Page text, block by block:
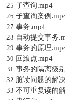
25 子查询.mp4
26 子查询案例
27 事务.mp4
28 自动提交事务
29 事务的原理
30 回滚点.mp4
31 事务的隔离级
32 脏读问题的解
33 不可重复读的